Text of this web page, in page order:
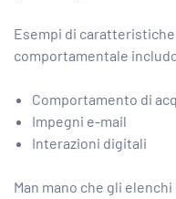
Esempi di
comportamentale
Comportamento di
Impegni e-mail
Interazioni digitali
Man mano che gli